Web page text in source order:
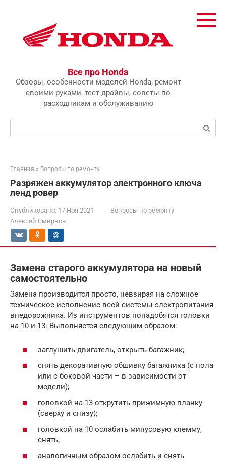
Все про Honda
Обзоры, особенности моделей Honda, ремонт
своими руками, тест-драйвы, советы по
расходникам и обслуживанию
Главная » Вопросы по ремонту
Разряжен аккумулятор электронного ключа
ленд ровер
Опубликовано: 17 Ноя 2021
Вопросы по ремонту
Алексей Смирнов
Замена старого аккумулятора на новый
самостоятельно
Замена производится просто, невзирая на сложное
техническое исполнение всей системы электропитания
внедорожника. Из инструментов понадобятся головки
на 10 и 13. Выполняется следующим образом:
заглушить двигатель, открыть багажник;
снять декоративную обшивку багажника (с пола
или с боковой части – в зависимости от
модели);
головкой на 13 открутить прижимную планку
(сверху и снизу);
головкой на 10 ослабить минусовую клемму,
снять;
аналогичным образом ослабить и снять